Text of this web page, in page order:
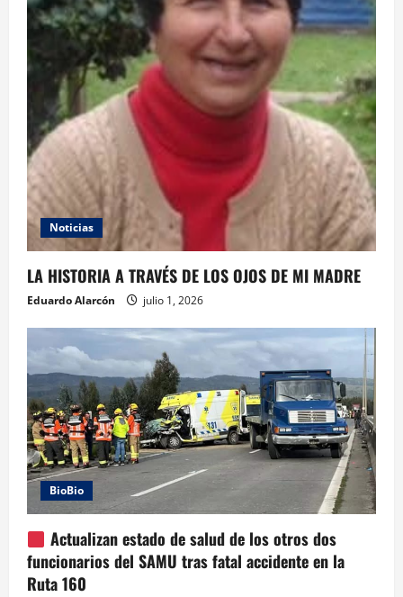
Noticias
LA HISTORIA A TRAVÉS DE LOS OJOS DE MI MADRE
Eduardo Alarcón julio 1, 2026
BioBio
Actualizan estado de salud de los otros dos
funcionarios del SAMU tras fatal accidente en la
Ruta 160